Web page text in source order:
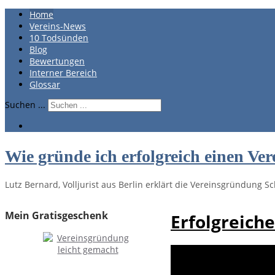
Home
Vereins-News
10 Todsünden
Blog
Bewertungen
Interner Bereich
Glossar
Suchen ...
Wie gründe ich erfolgreich einen
Lutz Bernard, Volljurist aus Berlin erklärt die Vereinsgründung
Mein Gratisgeschenk Erfolgreiche